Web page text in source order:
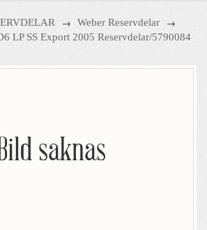
→ Weber Reservdelar →
LP SS Export 2005 Reservdelar/5790084
saknas